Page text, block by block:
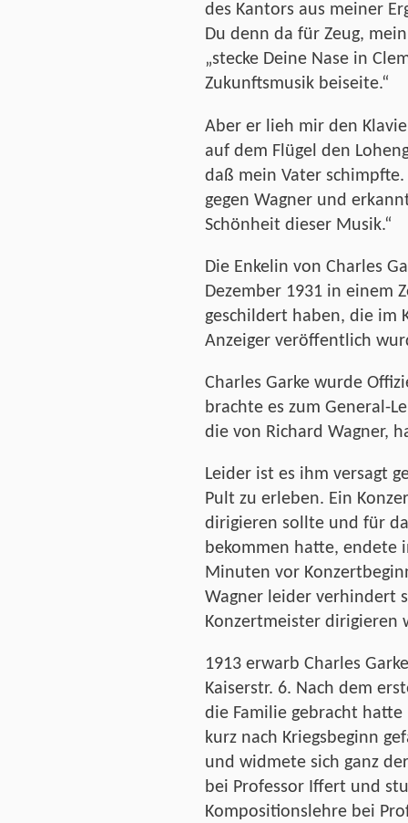
des Kantors aus meiner
Du denn da für Zeug,
„stecke Deine Nase in
Zukunftsmusik beiseite.“
Aber er lieh mir den
auf dem Flügel den
daß mein Vater
gegen Wagner und
Schönheit dieser Musik.“
Die Enkelin von Charles
Dezember 1931 in einem
geschildert haben, die im
Anzeiger veröffentlich
Charles Garke wurde
brachte es zum General-
die von Richard Wagner,
Leider ist es ihm versagt
Pult zu erleben. Ein
dirigieren sollte und für
bekommen hatte, endete
Minuten vor
Wagner leider verhindert
Konzertmeister dirigieren
1913 erwarb Charles
Kaiserstr. 6. Nach dem
die Familie gebracht hatte
kurz nach Kriegsbeginn
und widmete sich ganz
bei Professor Iffert und
Kompositionslehre bei